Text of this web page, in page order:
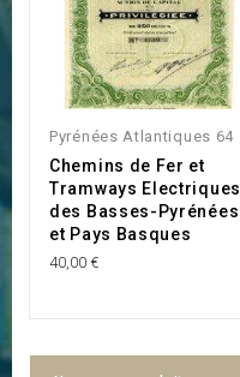
Pyrénées Atlantiques 64
Chemins de Fer et
Tramways Electriques
des Basses-Pyrénées
et Pays Basques
40,00 €